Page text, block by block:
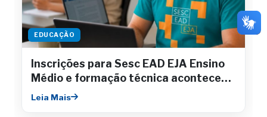
EDUCAÇÃO
Inscrições para Sesc EAD EJA Ensino
Médio e formação técnica acontecem
até julho
Leia Mais